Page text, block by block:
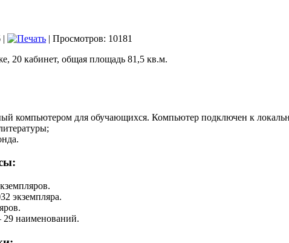
|
| Просмотров: 10181
20 кабинет, общая площадь 81,5 кв.м.
компьютером для обучающихся. Компьютер подключен к
экземпляра.
29 наименований.